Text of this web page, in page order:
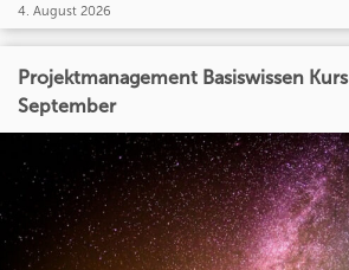
4. August 2026
Projektmanagement Basiswissen
September